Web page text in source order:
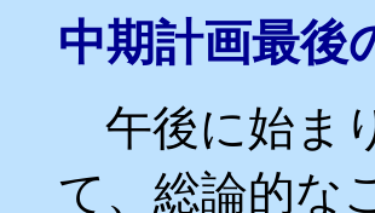
中期計画最後
午後に始ま
て、総論的な